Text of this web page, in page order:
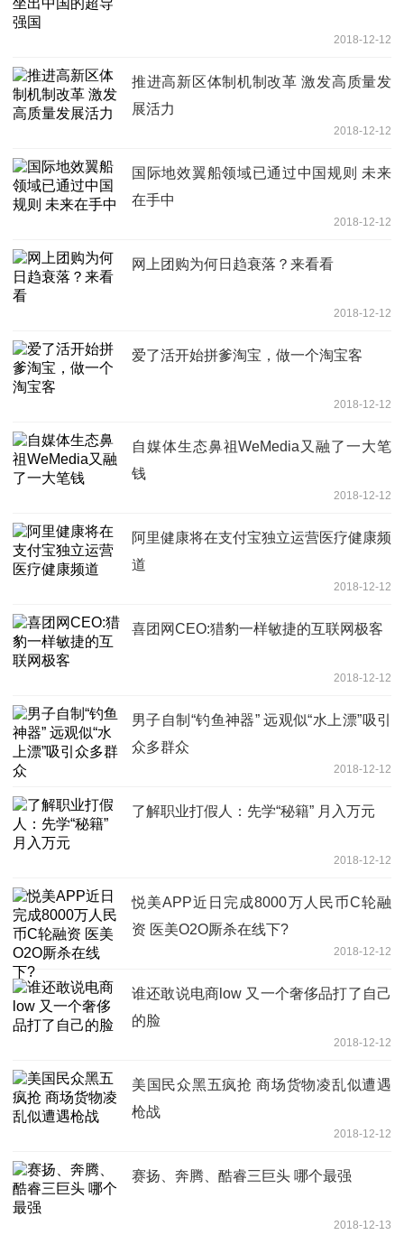
2018-12-12
推进高新区体制机制改革 激发高质量发
展活力
2018-12-12
国际地效翼船领域已通过中国规则 未来
在手中
2018-12-12
网上团购为何日趋衰落？来看看
2018-12-12
爱了活开始拼爹淘宝，做一个淘宝客
2018-12-12
自媒体生态鼻祖WeMedia又融了一大笔
钱
2018-12-12
阿里健康将在支付宝独立运营医疗健康频
道
2018-12-12
喜团网CEO:猎豹一样敏捷的互联网极客
2018-12-12
男子自制“钓鱼神器” 远观似“水上漂”吸引
众多群众
2018-12-12
了解职业打假人：先学“秘籍” 月入万元
2018-12-12
悦美APP近日完成8000万人民币C轮融
资 医美O2O厮杀在线下?
2018-12-12
谁还敢说电商low 又一个奢侈品打了自己
的脸
2018-12-12
美国民众黑五疯抢 商场货物凌乱似遭遇
枪战
2018-12-12
赛扬、奔腾、酷睿三巨头 哪个最强
2018-12-13